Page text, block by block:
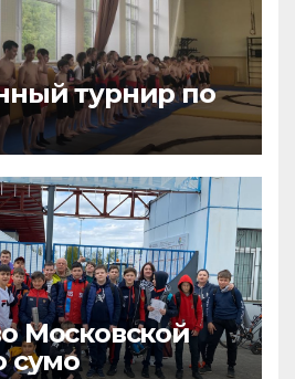
турнир по
Московской
сумо